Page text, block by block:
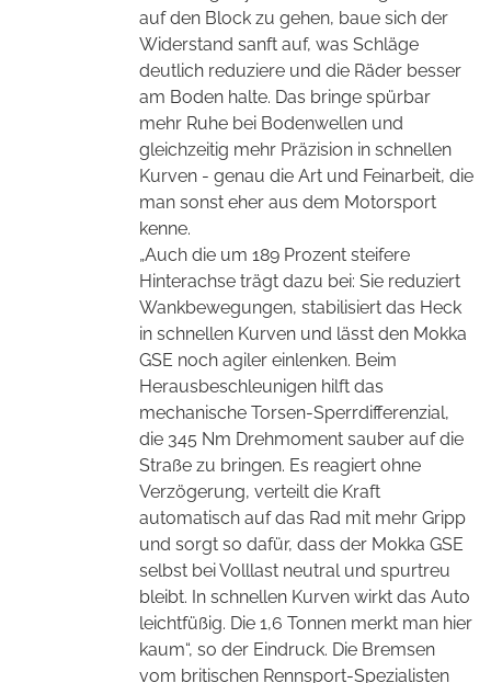
auf den Block zu gehen, baue sich der
Widerstand sanft auf, was Schläge
deutlich reduziere und die Räder besser
am Boden halte. Das bringe spürbar
mehr Ruhe bei Bodenwellen und
gleichzeitig mehr Präzision in schnellen
Kurven - genau die Art und Feinarbeit, die
man sonst eher aus dem Motorsport
kenne.
„Auch die um 189 Prozent steifere
Hinterachse trägt dazu bei: Sie reduziert
Wankbewegungen, stabilisiert das Heck
in schnellen Kurven und lässt den Mokka
GSE noch agiler einlenken. Beim
Herausbeschleunigen hilft das
mechanische Torsen-Sperrdifferenzial,
die 345 Nm Drehmoment sauber auf die
Straße zu bringen. Es reagiert ohne
Verzögerung, verteilt die Kraft
automatisch auf das Rad mit mehr Gripp
und sorgt so dafür, dass der Mokka GSE
selbst bei Volllast neutral und spurtreu
bleibt. In schnellen Kurven wirkt das Auto
leichtfüßig. Die 1,6 Tonnen merkt man hier
kaum“, so der Eindruck. Die Bremsen
vom britischen Rennsport-Spezialisten